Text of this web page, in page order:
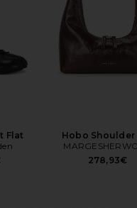
Flat
Hobo Shoulder
278,93€